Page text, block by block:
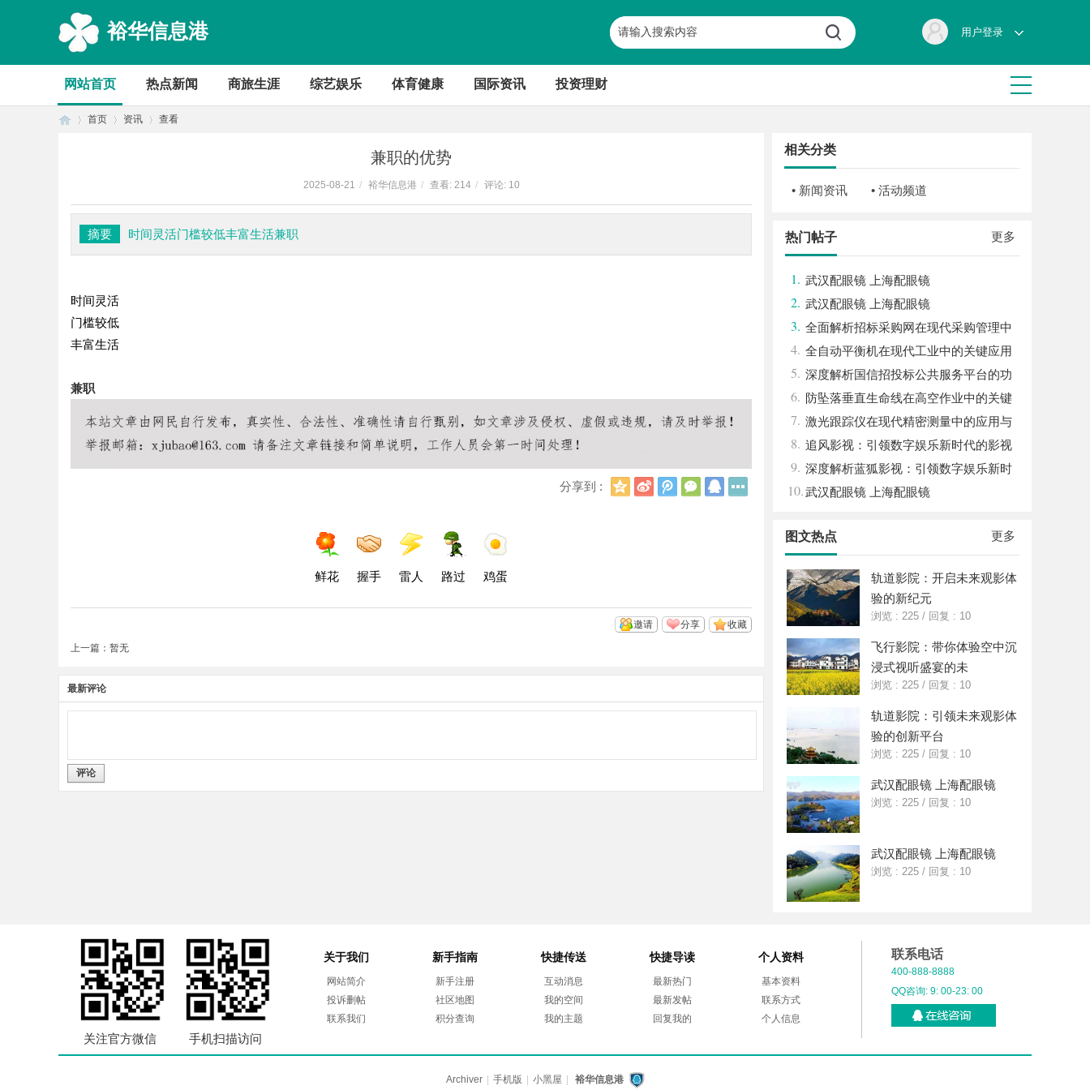
裕华信息港 用户登录
网站首页 热点新闻 商旅生涯 综艺娱乐 体育健康 国际资讯 投资理财
首页 资讯 查看
兼职的优势
2025-08-21 / 裕华信息港 / 查看: 214 / 评论: 10
摘要 时间灵活门槛较低丰富生活兼职
时间灵活
门槛较低
丰富生活
兼职
分享到 :
Q
新
浪
腾
讯
微
信
Q
鲜花 握手 雷人 路过 鸡蛋
收藏
分享
邀请
上一篇：暂无
最新评论
评论
相关分类
• 新闻资讯 • 活动频道
更多
热门帖子
1. 武汉配眼镜 上海配眼镜
2. 武汉配眼镜 上海配眼镜
3. 全面解析招标采购网在现代采购管理中
的重要作用与应用
4. 全自动平衡机在现代工业中的关键应用
与发展趋势解析
5. 深度解析国信招投标公共服务平台的功
能与优势
6. 防坠落垂直生命线在高空作业中的关键
应用与安全保障
7. 激光跟踪仪在现代精密测量中的应用与
发展趋势
8. 追风影视：引领数字娱乐新时代的影视
平台探索
9. 深度解析蓝狐影视：引领数字娱乐新时
代的先锋力量
10.武汉配眼镜 上海配眼镜
更多
图文热点
轨道影院：开启未来观影体
验的新纪元
浏览 : 225 / 回复 : 10
飞行影院：带你体验空中沉
浸式视听盛宴的未
浏览 : 225 / 回复 : 10
轨道影院：引领未来观影体
验的创新平台
浏览 : 225 / 回复 : 10
武汉配眼镜 上海配眼镜
浏览 : 225 / 回复 : 10
武汉配眼镜 上海配眼镜
浏览 : 225 / 回复 : 10
关注官方微信 手机扫描访问
关于我们
网站简介
投诉删帖
联系我们
新手指南
新手注册
社区地图
积分查询
快捷传送
互动消息
我的空间
我的主题
快捷导读
最新热门
最新发帖
回复我的
个人资料
基本资料
联系方式
个人信息
联系电话
400-888-8888
QQ咨询: 9: 00-23: 00
Archiver 手机版 小黑屋 裕华信息港